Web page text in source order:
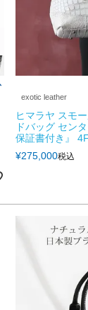
exotic leather
ヒマラヤ スモ
ドバッグ セン
保証書付き』
¥275,000税込